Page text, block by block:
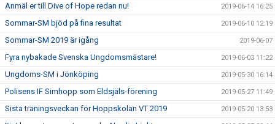
Anmäl er till Dive of Hope redan nu! 2019-06-14 16:25
Sommar-SM bjöd på fina resultat 2019-06-10 12:19
Sommar-SM 2019 är igång 2019-06-07
Fyra nybakade Svenska Ungdomsmästare! 2019-06-03 11:22
Ungdoms-SM i Jönköping 2019-05-30 16:14
Polisens IF Simhopp som Eldsjäls-förening 2019-05-27 11:49
Sista träningsveckan för Hoppskolan VT 2019 2019-05-20 13:53